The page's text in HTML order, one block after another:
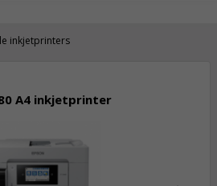
inkjetprinters
A4 inkjetprinter